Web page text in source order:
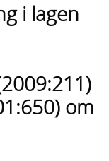
i lagen
om